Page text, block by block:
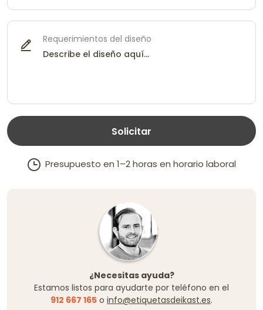
Requerimientos del diseño
Solicitar
Presupuesto en 1–2 horas en horario laboral
¿Necesitas ayuda?
Estamos listos para ayudarte por teléfono en el
912 667 165 o info@etiquetasdeikast.es.